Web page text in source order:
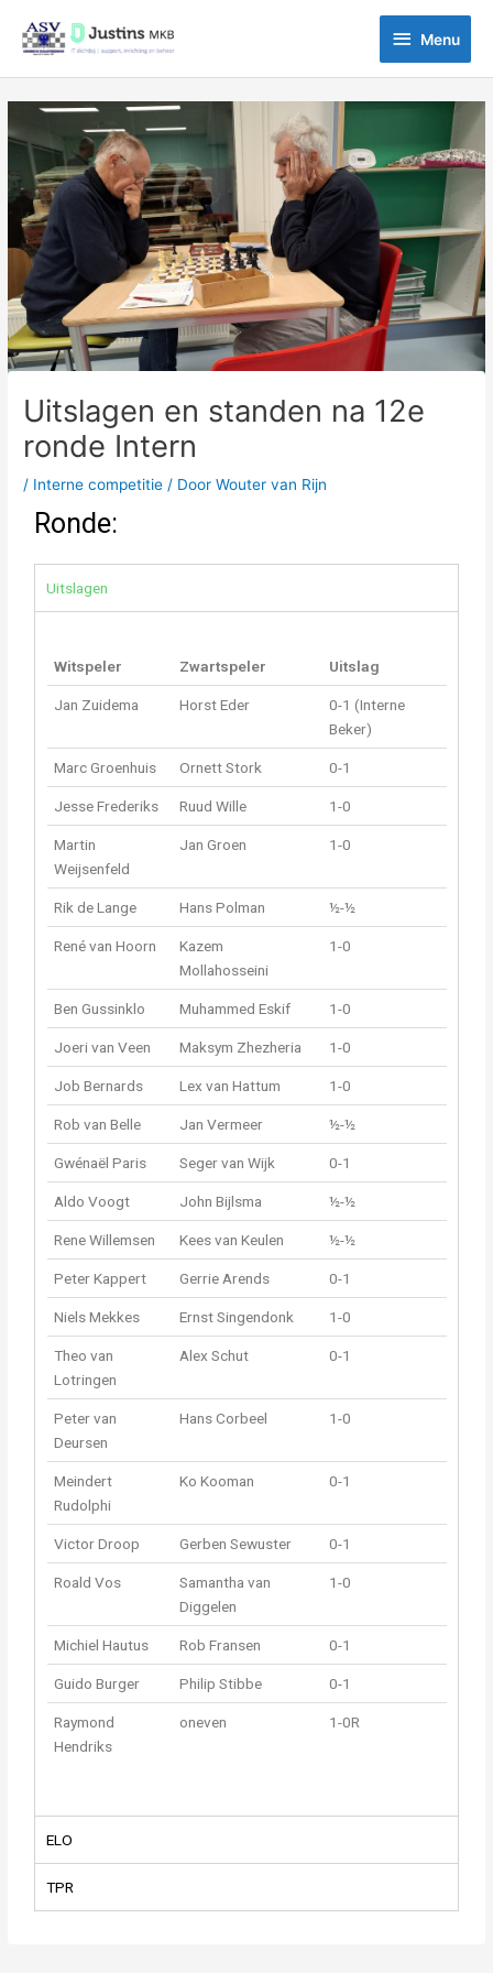
naar
inhoud
Menu
Menu
Uitslagen en standen na 12e
ronde Intern
/ Interne competitie / DoorWouter van Rijn
Ronde:
Uitslagen
Witspeler Zwartspeler Uitslag
Jan Zuidema Horst Eder
0-1 (Interne
Beker)
Marc Groenhuis Ornett Stork 0-1
Jesse Frederiks Ruud Wille 1-0
Martin
Weijsenfeld
Jan Groen 1-0
Rik de Lange Hans Polman ½-½
René van Hoorn
Kazem
Mollahosseini
1-0
Ben Gussinklo Muhammed Eskif 1-0
Joeri van Veen Maksym Zhezheria 1-0
Job Bernards Lex van Hattum 1-0
Rob van Belle Jan Vermeer ½-½
Gwénaël Paris Seger van Wijk 0-1
Aldo Voogt John Bijlsma ½-½
Rene Willemsen Kees van Keulen ½-½
Peter Kappert Gerrie Arends 0-1
Niels Mekkes Ernst Singendonk 1-0
Theo van
Lotringen
Alex Schut 0-1
Peter van
Deursen
Hans Corbeel 1-0
Meindert
Rudolphi
Ko Kooman 0-1
Victor Droop Gerben Sewuster 0-1
Roald Vos
Samantha van
Diggelen
1-0
Michiel Hautus Rob Fransen 0-1
Guido Burger Philip Stibbe 0-1
Raymond
Hendriks
oneven 1-0R
ELO
TPR
Bericht
navigatie